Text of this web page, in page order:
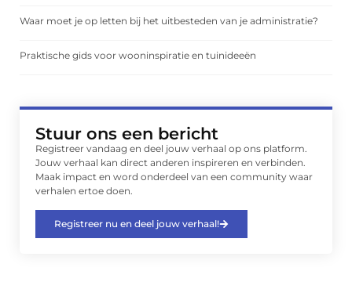
Waar moet je op letten bij het uitbesteden van je administratie?
Praktische gids voor wooninspiratie en tuinideeën
Stuur ons een bericht
Registreer vandaag en deel jouw verhaal op ons platform.
Jouw verhaal kan direct anderen inspireren en verbinden.
Maak impact en word onderdeel van een community waar
verhalen ertoe doen.
Registreer nu en deel jouw verhaal!